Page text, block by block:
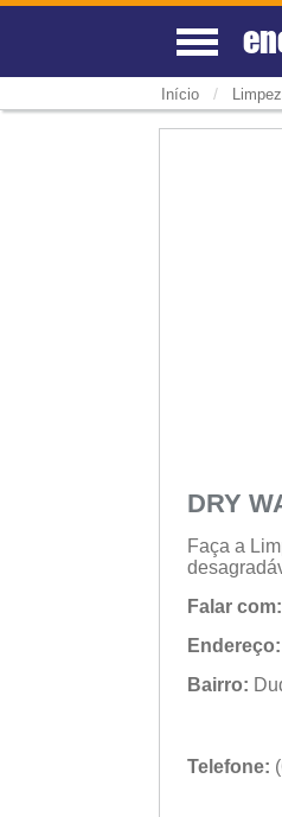
Início /
DRY
Faça a
Falar com:
Endereço:
Bairro:
Telefone: